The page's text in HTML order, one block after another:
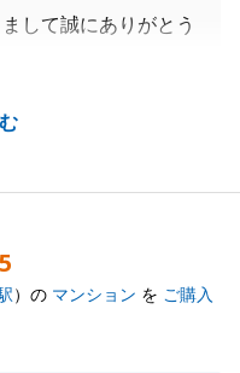
して誠にありがとう
も良い物件で、無事
しいです。
います。
生活をして頂けると
5
）の マンション を ご購入